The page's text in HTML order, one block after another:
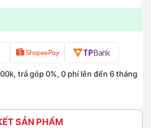
trả góp 0%, 0 phí lên đến 6 tháng
SẢN PHẨM